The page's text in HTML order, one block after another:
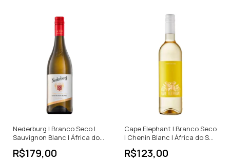
Nederburg | Branco Seco |
Sauvignon Blanc | África do
Sul | 750ml
R$179,00
Cape Elephant | Branco Seco
| Chenin Blanc | África do Sul
| 750ml
R$123,00